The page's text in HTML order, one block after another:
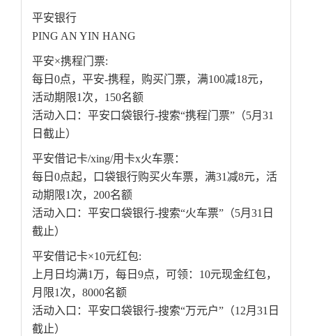
平安银行
PING AN YIN HANG
平安×携程门票:
每日0点，平安-携程，购买门票，满100减18元，
活动期限1次，150名额
活动入口：平安口袋银行-搜索“携程门票”（5月31
日截止）
平安借记卡/xing/用卡x火车票：
每日0点起，口袋银行购买火车票，满31减8元，活
动期限1次，200名额
活动入口：平安口袋银行-搜索“火车票”（5月31日
截止）
平安借记卡×10元红包:
上月日均满1万，每日9点，可领：10元现金红包，
月限1次，8000名额
活动入口：平安口袋银行-搜索“万元户”（12月31日
截止）